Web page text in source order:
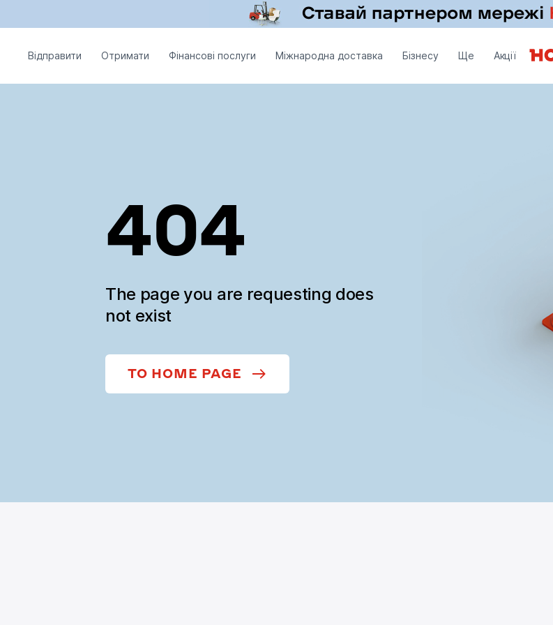
Відправити Отримати Фінансові послуги Міжнародна доставка Бізнесу Ще Акції
404
The page you are requesting does
not exist
TO HOME PAGE